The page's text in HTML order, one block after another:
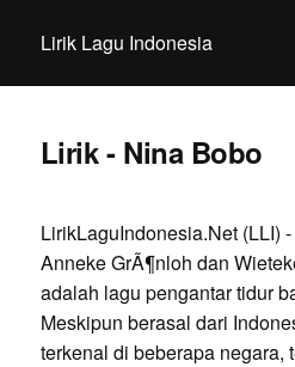
Lirik Lagu Indonesia
Lirik - Nina Bobo
LirikLaguIndonesia.Net (LLI)
Anneke GrÃ¶nloh dan
adalah lagu pengantar tidur
Meskipun berasal dari
terkenal di beberapa negara,